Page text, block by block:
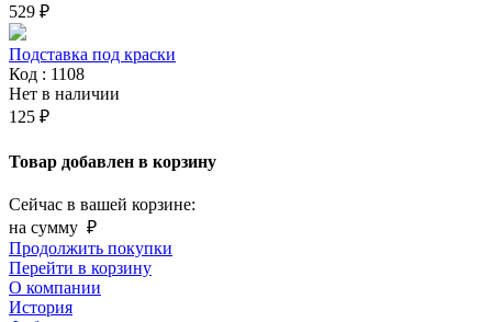
529 ₽
Подставка под краски
Код : 1108
Нет в наличии
125 ₽
Товар добавлен в корзину
Сейчас в вашей корзине:
на сумму ₽
Продолжить покупки
Перейти в корзину
О компании
История